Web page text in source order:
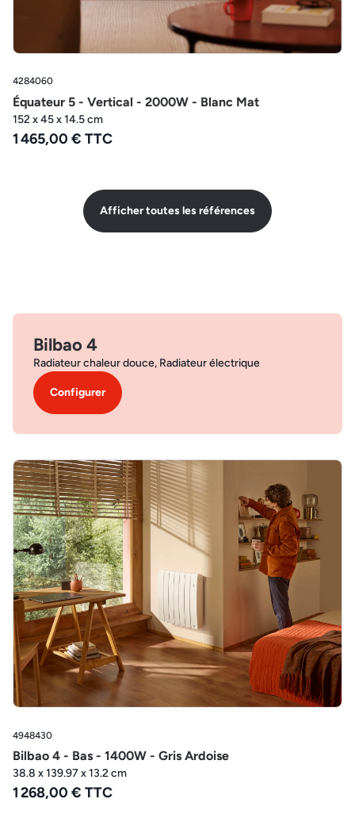
4284060
Équateur 5 - Vertical - 2000W - Blanc Mat
152 x 45 x 14.5 cm
1 465,00 € TTC
Afficher toutes les références
Bilbao 4
Radiateur chaleur douce, Radiateur électrique
Configurer
4948430
Bilbao 4 - Bas - 1400W - Gris Ardoise
38.8 x 139.97 x 13.2 cm
1 268,00 € TTC